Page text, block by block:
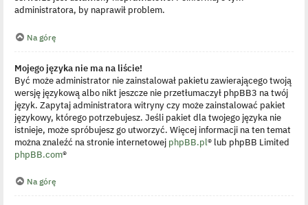
administratora, by naprawił problem.
Na górę
Mojego języka nie ma na liście!
Być może administrator nie zainstalował pakietu zawierającego twoją
wersję językową albo nikt jeszcze nie przetłumaczył phpBB3 na twój
język. Zapytaj administratora witryny czy może zainstalować pakiet
językowy, którego potrzebujesz. Jeśli pakiet dla twojego języka nie
istnieje, może spróbujesz go utworzyć. Więcej informacji na ten temat
można znaleźć na stronie internetowej phpBB.pl® lub phpBB Limited
phpBB.com®
Na górę